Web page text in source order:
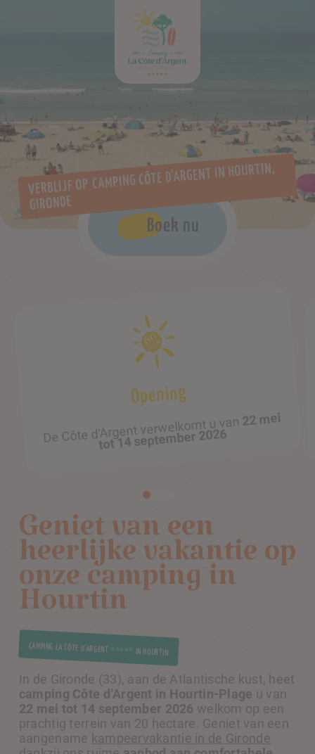
VERBLIJF OP CAMPING CÔTE D’ARGENT IN HOURTIN,
GIRONDE
Boek nu
Halfschaduwrijke camping
Een prachtig heuvelachtig terrein van 20
hectare in het hart van eendennenbos
Geniet van een
heerlijke vakantie op
onze camping in
Hourtin
CAMPING LA CÔTE D’ARGENT ***** IN HOURTIN
In de Gironde (33), aan de Atlantische kust, heet
camping Côte d’Argent in Hourtin-Plage u van
22 mei tot 14 september 2026 welkom op een
prachtig terrein van 20 hectare. Geniet van een
aangename kampeervakantie in de Gironde